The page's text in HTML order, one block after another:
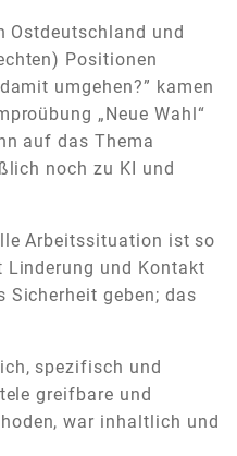
Ostdeutschland und
Positionen
umgehen?” kamen
„Neue Wahl“
auf das Thema
noch zu KI und
Arbeitssituation ist so
Linderung und Kontakt
Sicherheit geben; das
spezifisch und
greifbare und
war inhaltlich und